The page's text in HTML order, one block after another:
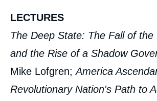
LECTURES
The Deep State: The Fall of the
and the Rise of a Shadow
Mike Lofgren;America
Revolutionary Nation's Path to